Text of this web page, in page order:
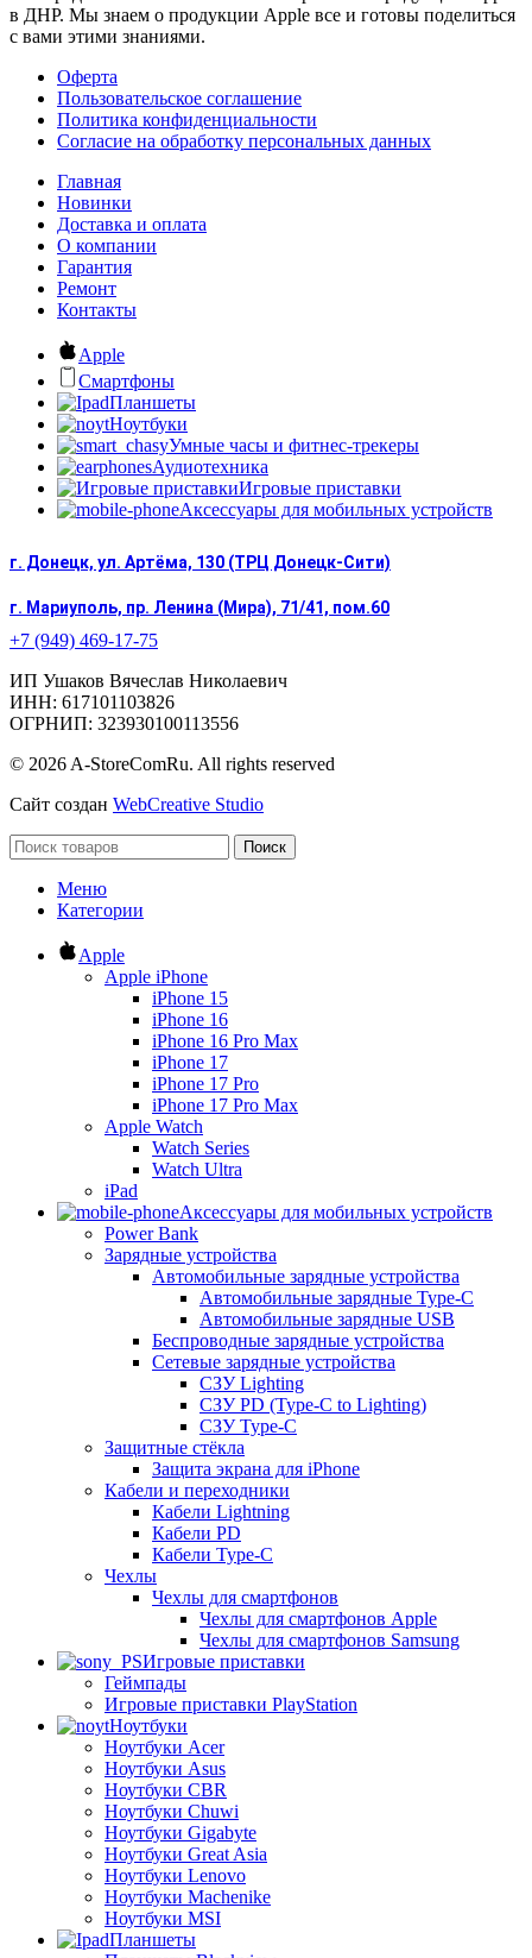
в ДНР. Мы знаем о продукции Apple все и готовы поделиться
с вами этими знаниями.
Оферта
Пользовательское соглашение
Политика конфиденциальности
Согласие на обработку персональных данных
Главная
Новинки
Доставка и оплата
О компании
Гарантия
Ремонт
Контакты
Apple
Смартфоны
Планшеты
Ноутбуки
Умные часы и фитнес-трекеры
Аудиотехника
Игровые приставки
Аксессуары для мобильных устройств
г. Донецк, ул. Артёма, 130 (ТРЦ Донецк-Сити)
г. Мариуполь, пр. Ленина (Мира), 71/41, пом.60
+7 (949) 469-17-75
ИП Ушаков Вячеслав Николаевич
ИНН: 617101103826
ОГРНИП: 323930100113556
© 2026 A-StoreComRu. All rights reserved
Сайт создан WebCreative Studio
Поиск
Меню
Категории
Apple
Apple iPhone
iPhone 15
iPhone 16
iPhone 16 Pro Max
iPhone 17
iPhone 17 Pro
iPhone 17 Pro Max
Apple Watch
Watch Series
Watch Ultra
iPad
Аксессуары для мобильных устройств
Power Bank
Зарядные устройства
Автомобильные зарядные устройства
Автомобильные зарядные Type-C
Автомобильные зарядные USB
Беспроводные зарядные устройства
Сетевые зарядные устройства
СЗУ Lighting
СЗУ PD (Type-C to Lighting)
СЗУ Type-C
Защитные стёкла
Защита экрана для iPhone
Кабели и переходники
Кабели Lightning
Кабели PD
Кабели Type-C
Чехлы
Чехлы для смартфонов
Чехлы для смартфонов Apple
Чехлы для смартфонов Samsung
Игровые приставки
Геймпады
Игровые приставки PlayStation
Ноутбуки
Ноутбуки Acer
Ноутбуки Asus
Ноутбуки CBR
Ноутбуки Chuwi
Ноутбуки Gigabyte
Ноутбуки Great Asia
Ноутбуки Lenovo
Ноутбуки Machenike
Ноутбуки MSI
Планшеты